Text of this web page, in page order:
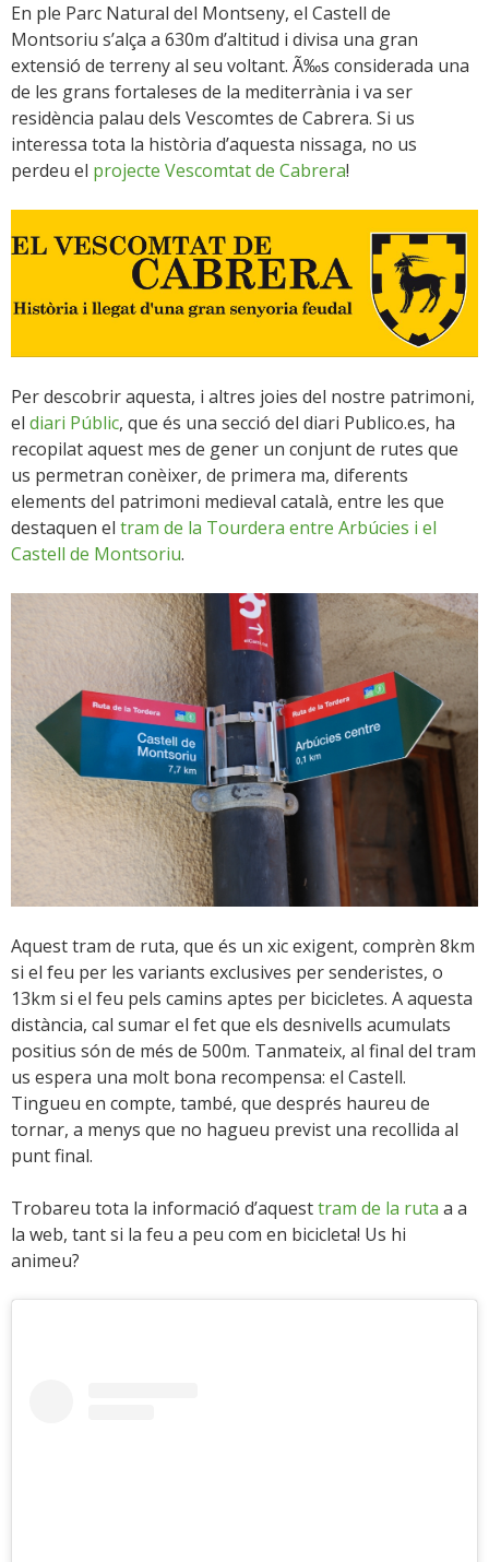
En ple Parc Natural del Montseny, el Castell de
Montsoriu s’alça a 630m d’altitud i divisa una gran
extensió de terreny al seu voltant. Ã‰s considerada una
de les grans fortaleses de la mediterrània i va ser
residència palau dels Vescomtes de Cabrera. Si us
interessa tota la història d’aquesta nissaga, no us
perdeu el projecte Vescomtat de Cabrera!
Per descobrir aquesta, i altres joies del nostre patrimoni,
el diari Públic, que és una secció del diari Publico.es, ha
recopilat aquest mes de gener un conjunt de rutes que
us permetran conèixer, de primera ma, diferents
elements del patrimoni medieval català, entre les que
destaquen el tram de la Tourdera entre Arbúcies i el
Castell de Montsoriu.
Aquest tram de ruta, que és un xic exigent, comprèn 8km
si el feu per les variants exclusives per senderistes, o
13km si el feu pels camins aptes per bicicletes. A aquesta
distància, cal sumar el fet que els desnivells acumulats
positius són de més de 500m. Tanmateix, al final del tram
us espera una molt bona recompensa: el Castell.
Tingueu en compte, també, que després haureu de
tornar, a menys que no hagueu previst una recollida al
punt final.
Trobareu tota la informació d’aquesttram de la ruta a a
la web, tant si la feu a peu com en bicicleta! Us hi
animeu?